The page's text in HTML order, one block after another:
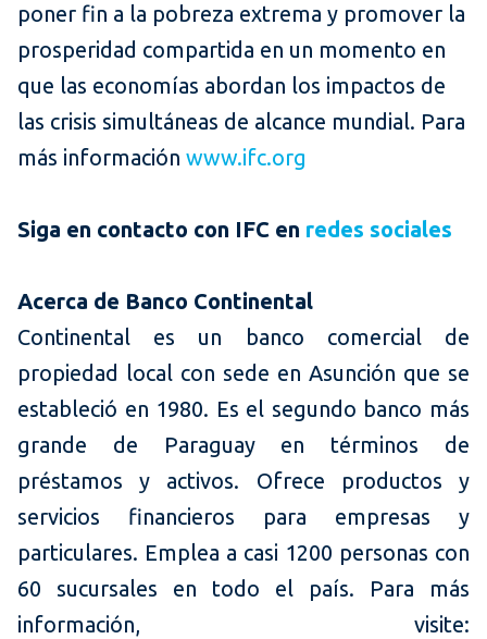
poner fin a la pobreza extrema y promover la
prosperidad compartida en un momento en
que las economías abordan los impactos de
las crisis simultáneas de alcance mundial. Para
más información www.ifc.org
Siga en contacto con IFC en redes sociales
Acerca de Banco Continental
Continental es un banco comercial de
propiedad local con sede en Asunción que se
estableció en 1980. Es el segundo banco más
grande de Paraguay en términos de
préstamos y activos. Ofrece productos y
servicios financieros para empresas y
particulares. Emplea a casi 1200 personas con
60 sucursales en todo el país. Para más
información, visite: